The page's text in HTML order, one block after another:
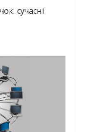
сучасні